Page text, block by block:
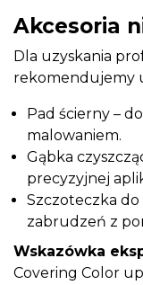
Akcesoria
Dla uzyskania
rekomendujemy
Pad ścierny –
malowaniem.
Gąbka
precyzyjnej
Szczoteczka do
zabrudzeń z
Wskazówka
Covering Color